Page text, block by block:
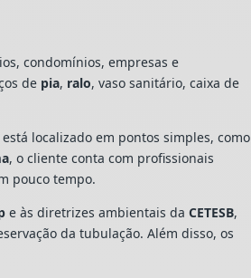
condomínios, empresas e
de pia, ralo, vaso sanitário, caixa de
localizado em pontos simples, como
, o cliente conta com profissionais
pouco tempo.
e às diretrizes ambientais daCETESB,
da tubulação. Além disso, os